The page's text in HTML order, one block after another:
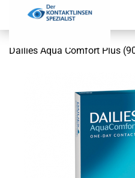
Dailies Aqua Comfort Plus